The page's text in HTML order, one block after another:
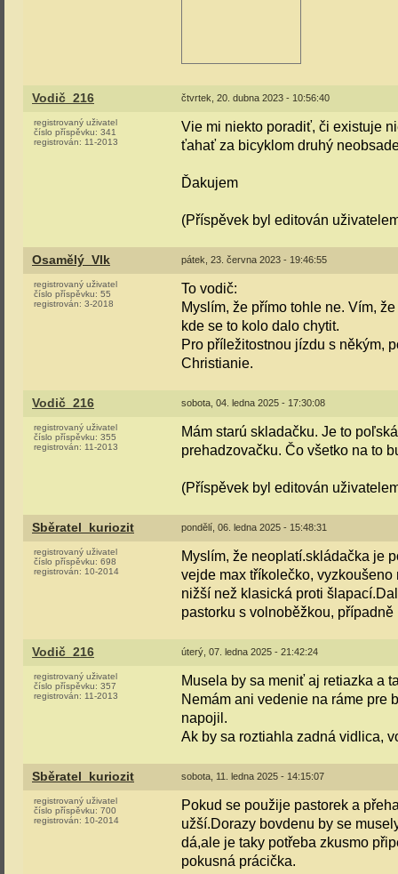
Vodič_216 čtvrtek, 20. dubna 2023 - 10:56:40
registrovaný uživatel
číslo příspěvku: 341
registrován: 11-2013
Vie mi niekto poradiť, či existuje
ťahať za bicyklom druhý
Ďakujem
(Příspěvek byl editován
Osamělý_Vlk pátek, 23. června 2023 - 19:46:55
registrovaný uživatel
číslo příspěvku: 55
registrován: 3-2018
To vodič:
Myslím, že přímo tohle ne. Vím,
kde se to kolo dalo chytit.
Pro příležitostnou jízdu s někým,
Christianie.
Vodič_216 sobota, 04. ledna 2025 - 17:30:08
registrovaný uživatel
číslo příspěvku: 355
registrován: 11-2013
Mám starú skladačku. Je to
prehadzovačku. Čo všetko na to
(Příspěvek byl editován
Sběratel_kuriozit pondělí, 06. ledna 2025 - 15:48:31
registrovaný uživatel
číslo příspěvku: 698
registrován: 10-2014
Myslím, že neoplatí.skládačka je
vejde max tříkolečko,
nižší než klasická proti
pastorku s volnoběžkou,
Vodič_216 úterý, 07. ledna 2025 - 21:42:24
registrovaný uživatel
číslo příspěvku: 357
registrován: 11-2013
Musela by sa meniť aj retiazka a
Nemám ani vedenie na ráme pre
napojil.
Ak by sa roztiahla zadná vidlica,
Sběratel_kuriozit sobota, 11. ledna 2025 - 14:15:07
registrovaný uživatel
číslo příspěvku: 700
registrován: 10-2014
Pokud se použije pastorek a
užší.Dorazy bovdenu by se
dá,ale je taky potřeba zkusmo
pokusná prácička.